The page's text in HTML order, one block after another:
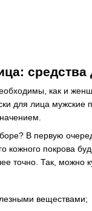
как и
для лица мужские
В первую
кожного покрова
точно. Так, можно
веществами;